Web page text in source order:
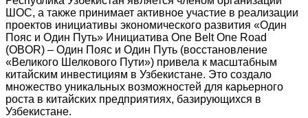
ШОС, а также принимает активное участие в реализации
проектов инициативы экономического развития «Один
Пояс и Один Путь» Инициатива One Belt One Road
(OBOR) – Один Пояс и Один Путь (восстановление
«Великого Шелкового Пути») привела к масштабным
китайским инвестициям в Узбекистане. Это создало
множество уникальных возможностей для карьерного
роста в китайских предприятиях, базирующихся в
Узбекистане.